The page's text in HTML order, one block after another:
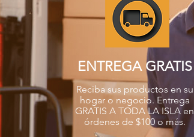
ENTREGA GRATIS
Reciba sus productos en su
hogar o negocio. Entrega
GRATIS A TODA LA ISLA en
órdenes de $100 o más.